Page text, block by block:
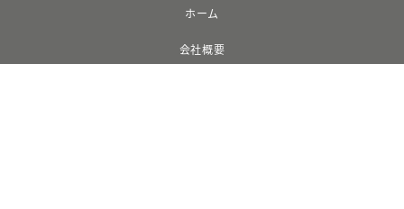
ホーム
会社概要